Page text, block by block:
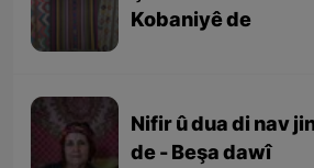
Kobaniyê de
Nifir û dua di nav
de - Beşa dawî